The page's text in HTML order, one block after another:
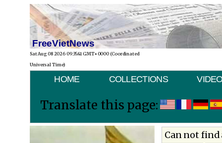
FreeVietNews
Sat Aug 08 2026 09:35:41 GMT+0000 (Coordinated
Universal Time)
HOME COLLECTIONS
Translate this page:
Can not